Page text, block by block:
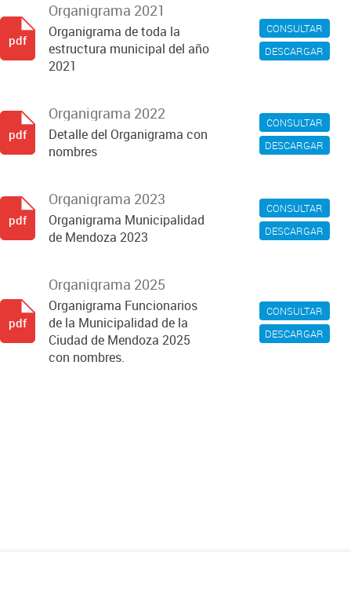
CONSULTAR
DESCARGAR
Organigrama 2021
Organigrama de toda la
estructura municipal del año
2021
pdf
CONSULTAR
DESCARGAR
Organigrama 2022
Detalle del Organigrama con
nombres
pdf
CONSULTAR
DESCARGAR
Organigrama 2023
Organigrama Municipalidad
de Mendoza 2023
pdf
CONSULTAR
DESCARGAR
Organigrama 2025
Organigrama Funcionarios
de la Municipalidad de la
Ciudad de Mendoza 2025
con nombres.
pdf